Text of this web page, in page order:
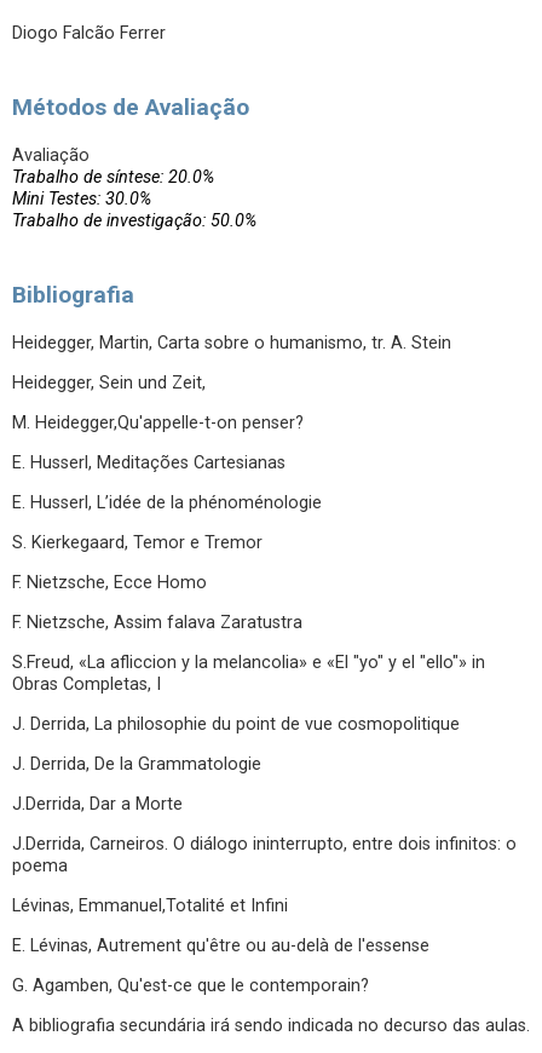
Diogo Falcão Ferrer
Métodos de Avaliação
Avaliação
Trabalho de síntese: 20.0%
Mini Testes: 30.0%
Trabalho de investigação: 50.0%
Bibliografia
Heidegger, Martin, Carta sobre o humanismo, tr. A. Stein
Heidegger, Sein und Zeit,
M. Heidegger,Qu'appelle-t-on penser?
E. Husserl, Meditações Cartesianas
E. Husserl, L’idée de la phénoménologie
S. Kierkegaard, Temor e Tremor
F. Nietzsche, Ecce Homo
F. Nietzsche, Assim falava Zaratustra
S.Freud, «La afliccion y la melancolia» e «El "yo" y el "ello"» in
Obras Completas, I
J. Derrida, La philosophie du point de vue cosmopolitique
J. Derrida, De la Grammatologie
J.Derrida, Dar a Morte
J.Derrida, Carneiros. O diálogo ininterrupto, entre dois infinitos: o
poema
Lévinas, Emmanuel,Totalité et Infini
E. Lévinas, Autrement qu'être ou au-delà de l'essense
G. Agamben, Qu'est-ce que le contemporain?
A bibliografia secundária irá sendo indicada no decurso das aulas.